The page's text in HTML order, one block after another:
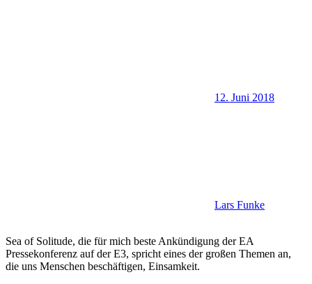
12. Juni 2018
Lars Funke
Sea of Solitude, die für mich beste Ankündigung der EA
Pressekonferenz auf der E3, spricht eines der großen Themen an,
die uns Menschen beschäftigen, Einsamkeit.